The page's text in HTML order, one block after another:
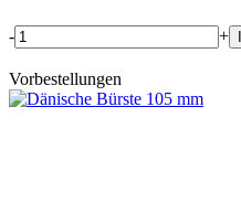
- +
Vorbestellungen